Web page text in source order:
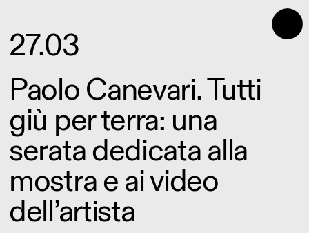
⬤
27.03
Paolo Canevari. Tutti
giù per terra: una
serata dedicata alla
mostra e ai video
dell’artista